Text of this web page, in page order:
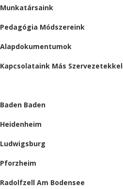
Munkatársaink
Pedagógia Módszereink
Alapdokumentumok
Kapcsolataink Más Szervezetekkel
Baden Baden
Heidenheim
Ludwigsburg
Pforzheim
Radolfzell Am Bodensee